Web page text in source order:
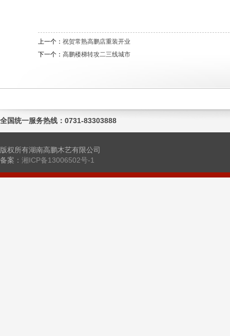
上一个： 祝贺常熟高鹏店重装开业
下一个： 高鹏楼梯转攻二三线城市
全国统一服务热线：0731-83303888
版权所有湖南高鹏木艺有限公司
备案： 湘ICP备13006502号-1